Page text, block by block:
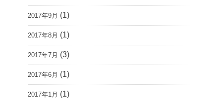
2017年9月 (1)
2017年8月 (1)
2017年7月 (3)
2017年6月 (1)
2017年1月 (1)